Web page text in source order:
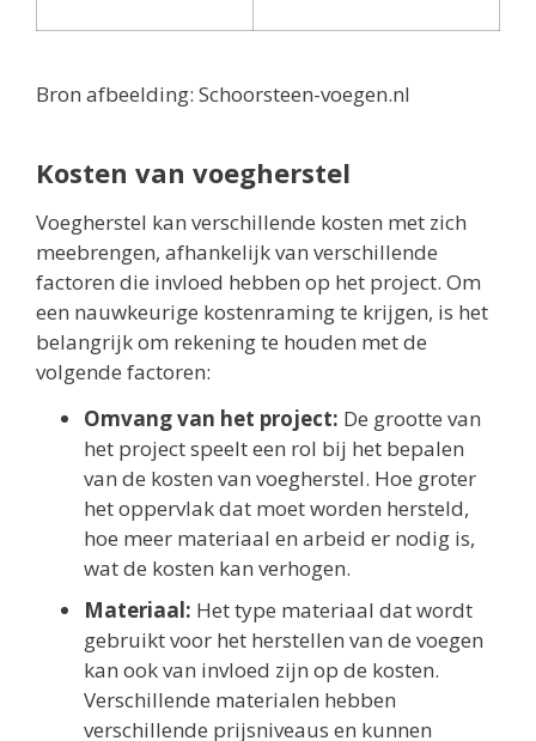
Bron afbeelding: Schoorsteen-voegen.nl
Kosten van voegherstel
Voegherstel kan verschillende kosten met zich
meebrengen, afhankelijk van verschillende
factoren die invloed hebben op het project. Om
een nauwkeurige kostenraming te krijgen, is het
belangrijk om rekening te houden met de
volgende factoren:
Omvang van het project: De grootte van
het project speelt een rol bij het bepalen
van de kosten van voegherstel. Hoe groter
het oppervlak dat moet worden hersteld,
hoe meer materiaal en arbeid er nodig is,
wat de kosten kan verhogen.
Materiaal: Het type materiaal dat wordt
gebruikt voor het herstellen van de voegen
kan ook van invloed zijn op de kosten.
Verschillende materialen hebben
verschillende prijsniveaus en kunnen